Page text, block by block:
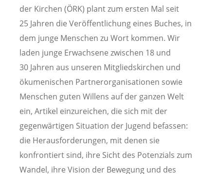
der Kirchen (ÖRK) plant zum ersten Mal seit
25 Jahren die Veröffentlichung eines Buches, in
dem junge Menschen zu Wort kommen. Wir
laden junge Erwachsene zwischen 18 und
30 Jahren aus unseren Mitgliedskirchen und
ökumenischen Partnerorganisationen sowie
Menschen guten Willens auf der ganzen Welt
ein, Artikel einzureichen, die sich mit der
gegenwärtigen Situation der Jugend befassen:
die Herausforderungen, mit denen sie
konfrontiert sind, ihre Sicht des Potenzials zum
Wandel, ihre Vision der Bewegung und des